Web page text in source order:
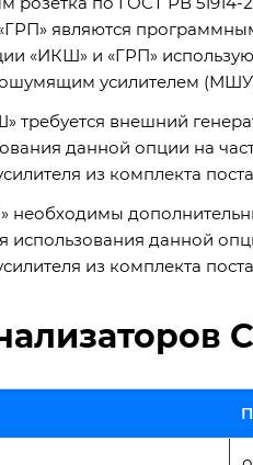
являются
«ИКШ» и «ГРП»
усилителем
требуется внешний
данной опции на
из комплекта
необходимы
использования данной
из комплекта